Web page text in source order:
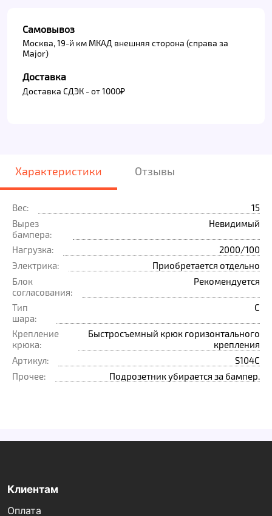
Самовывоз
Москва, 19-й км МКАД внешняя сторона (справа за
Major)
Доставка
Доставка СДЭК - от 1000₽
Характеристики Отзывы
Вес:
15
Вырез
бампера:
Невидимый
Нагрузка:
2000/100
Электрика:
Приобретается отдельно
Блок
согласования:
Рекомендуется
Тип
шара:
C
Крепление
крюка:
Быстросъемный крюк горизонтального
крепления
Артикул:
S104C
Прочее:
Подрозетник убирается за бампер.
Клиентам
Оплата